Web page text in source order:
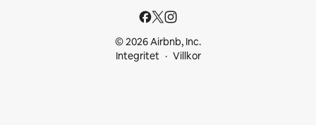
© 2026 Airbnb, Inc.
Integritet
Villkor